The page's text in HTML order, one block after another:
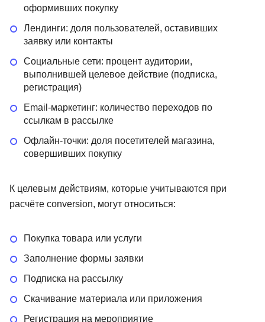
оформивших покупку
Лендинги: доля пользователей, оставивших
заявку или контакты
Социальные сети: процент аудитории,
выполнившей целевое действие (подписка,
регистрация)
Email-маркетинг: количество переходов по
ссылкам в рассылке
Офлайн-точки: доля посетителей магазина,
совершивших покупку
К целевым действиям, которые учитываются при
расчёте conversion, могут относиться:
Покупка товара или услуги
Заполнение формы заявки
Подписка на рассылку
Скачивание материала или приложения
Регистрация на мероприятие